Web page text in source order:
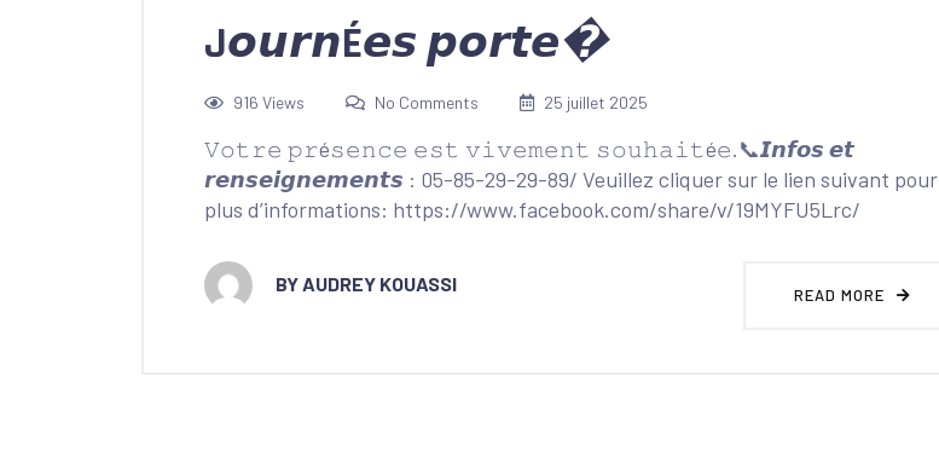
J𝙤𝙪𝙧𝙣É𝙚𝙨 𝙥𝙤𝙧𝙩𝙚�
916 Views No Comments 25 juillet 2025
𝚅𝚘𝚝𝚛𝚎 𝚙𝚛é𝚜𝚎𝚗𝚌𝚎 𝚎𝚜𝚝 𝚟𝚒𝚟𝚎𝚖𝚎𝚗𝚝 𝚜𝚘𝚞𝚑𝚊𝚒𝚝é𝚎.📞𝙄𝙣𝙛𝙤𝙨 𝙚𝙩
𝙧𝙚𝙣𝙨𝙚𝙞𝙜𝙣𝙚𝙢𝙚𝙣𝙩𝙨 : 05-85-29-29-89/ Veuillez cliquer sur le lien suivant pour
plus d’informations: https://www.facebook.com/share/v/19MYFU5Lrc/
BY AUDREY KOUASSI
READ MORE